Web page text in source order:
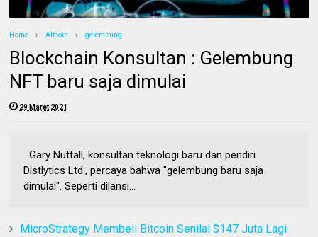
Home Altcoin gelembung
Blockchain Konsultan : Gelembung
NFT baru saja dimulai
29 Maret 2021
Gary Nuttall, konsultan teknologi baru dan pendiri
Distlytics Ltd., percaya bahwa "gelembung baru saja
dimulai". Seperti dilansi...
MicroStrategy Membeli Bitcoin Senilai $147 Juta Lagi